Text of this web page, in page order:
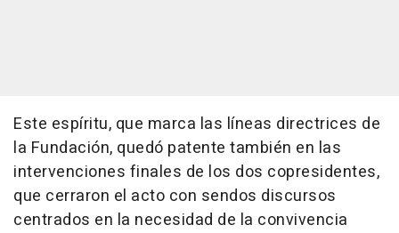
Este espíritu, que marca las líneas directrices de
la Fundación, quedó patente también en las
intervenciones finales de los dos copresidentes,
que cerraron el acto con sendos discursos
centrados en la necesidad de la convivencia